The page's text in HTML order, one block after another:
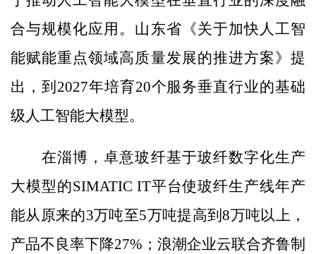
合与规模化应用。山东省《关于加快人工智
能赋能重点领域高质量发展的推进方案》提
出，到2027年培育20个服务垂直行业的基础
级人工智能大模型。
在淄博，卓意玻纤基于玻纤数字化生产
大模型的SIMATIC IT平台使玻纤生产线年产
能从原来的3万吨至5万吨提高到8万吨以上，
产品不良率下降27%；浪潮企业云联合齐鲁制